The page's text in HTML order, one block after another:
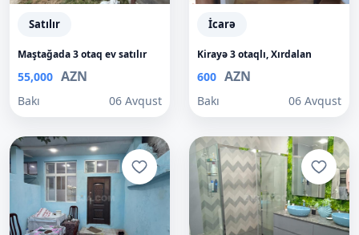
Satılır
Maştağada 3 otaq ev satılır
55,000 AZN
Bakı 06 Avqust
İcarə
Kirayə 3 otaqlı, Xırdalan
600 AZN
Bakı 06 Avqust